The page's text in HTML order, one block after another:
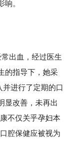
。
出血，经过医生
的指导下，她采
进行了定期的口
显改善，未再出
不仅关乎孕妇本
腔保健应被视为